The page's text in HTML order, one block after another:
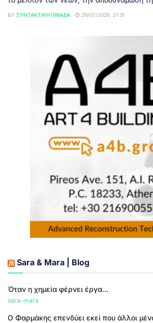
BY ΣΥΝΤΑΚΤΙΚΉ ΟΜΆΔΑ 29/07/2026, 21:31
Sara & Mara | Blog
Όταν η χημεία φέρνει έργα...
sara-mara
Ο Φαρμάκης επενδύει εκεί που άλλοι